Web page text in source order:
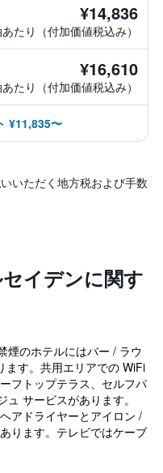
¥14,836
たり（付加価値税込み）
¥16,610
たり（付加価値税込み）
¥11,835〜
いただく地方税および手数
イデンに関す
煙のホテルにはバー / ラウ
ます。共用エリアでの WiFi
フトップテラス、セルフパ
サービスがあります。
アドライヤーとアイロン /
ります。テレビではケーブ